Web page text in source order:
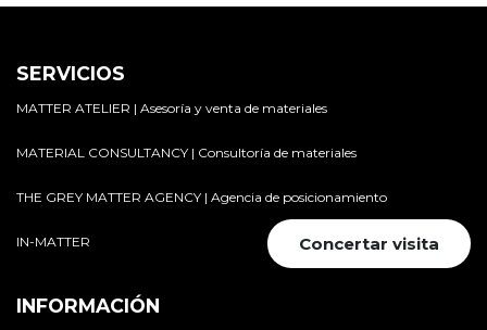
SERVICIOS
MATTER ATELIER | Asesoría y venta de materiales
MATERIAL CONSULTANCY | Consultoría de materiales
THE GREY MATTER AGENCY | Agencia de posicionamiento
IN-MATTER
INFORMACIÓN
Concertar visita